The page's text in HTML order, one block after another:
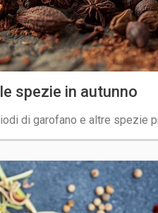
spezie in autunno
di garofano e altre spezie